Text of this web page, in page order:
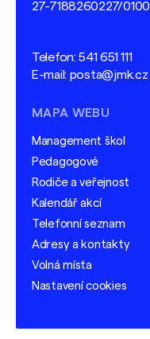
27-7188260227/0100
Telefon:541 651 111
E-mail: posta@jmk.cz
MAPA WEBU
Management škol
Pedagogové
Rodiče a veřejnost
Kalendář akcí
Telefonní seznam
Adresy a kontakty
Volná místa
Nastavení cookies